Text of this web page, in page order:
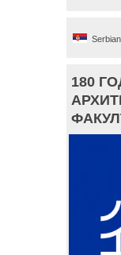
Serbian
180